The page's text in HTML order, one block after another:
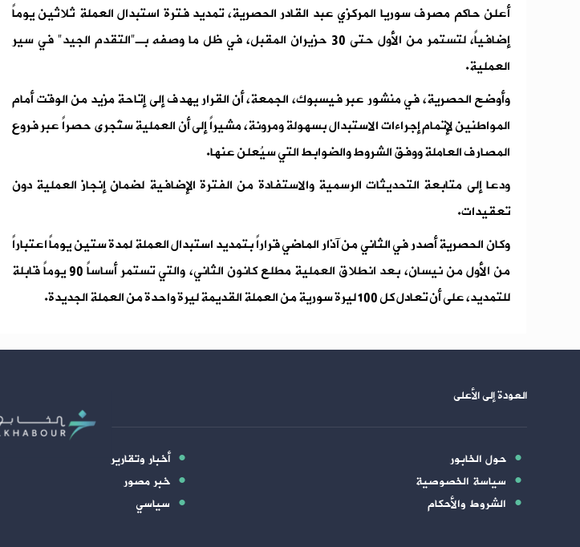
أعلن حاكم مصرف سوريا المركزي عبد القادر الحصرية، تمديد فترة استبدال العملة ثلاثين يوماً
إضافياً، لتستمر من الأول حتى 30 حزيران المقبل، في ظل ما وصفه بـ"التقدم الجيد" في سير
العملية.
وأوضح الحصرية، في منشور عبر فيسبوك، الجمعة، أن القرار يهدف إلى إتاحة مزيد من الوقت أمام
المواطنين لإتمام إجراءات الاستبدال بسهولة ومرونة، مشيراً إلى أن العملية ستُجرى حصراً عبر فروع
المصارف العاملة ووفق الشروط والضوابط التي سيُعلن عنها.
ودعا إلى متابعة التحديثات الرسمية والاستفادة من الفترة الإضافية لضمان إنجاز العملية دون
تعقيدات.
وكان الحصرية أصدر في الثاني من آذار الماضي قراراً بتمديد استبدال العملة لمدة ستين يوماً اعتباراً
من الأول من نيسان، بعد انطلاق العملية مطلع كانون الثاني، والتي تستمر أساساً 90 يوماً قابلة
للتمديد، على أن تعادل كل 100 ليرة سورية من العملة القديمة ليرة واحدة من العملة الجديدة.
العودة إلى الأعلى
حول الخابور
سياسة الخصوصية
الشروط والأحكام
أخبار وتقارير
خبر مصور
سياسي